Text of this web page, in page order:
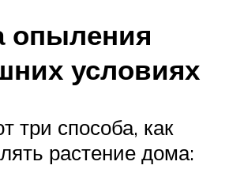
опыления
условиях
три способа, как
растение дома: